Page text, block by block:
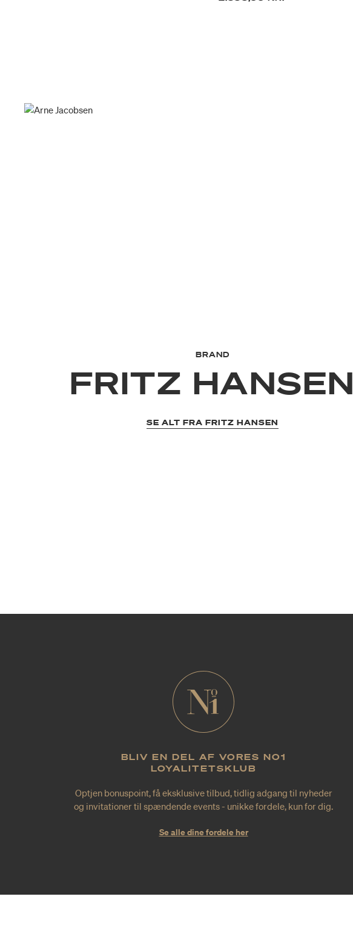
BRAND
FRITZ HANSEN
SE ALT FRA FRITZ HANSEN
BLIV EN DEL AF VORES NO1
LOYALITETSKLUB
Optjen bonuspoint, få eksklusive tilbud, tidlig adgang til nyheder
og invitationer til spændende events - unikke fordele, kun for dig.
Se alle dine fordele her